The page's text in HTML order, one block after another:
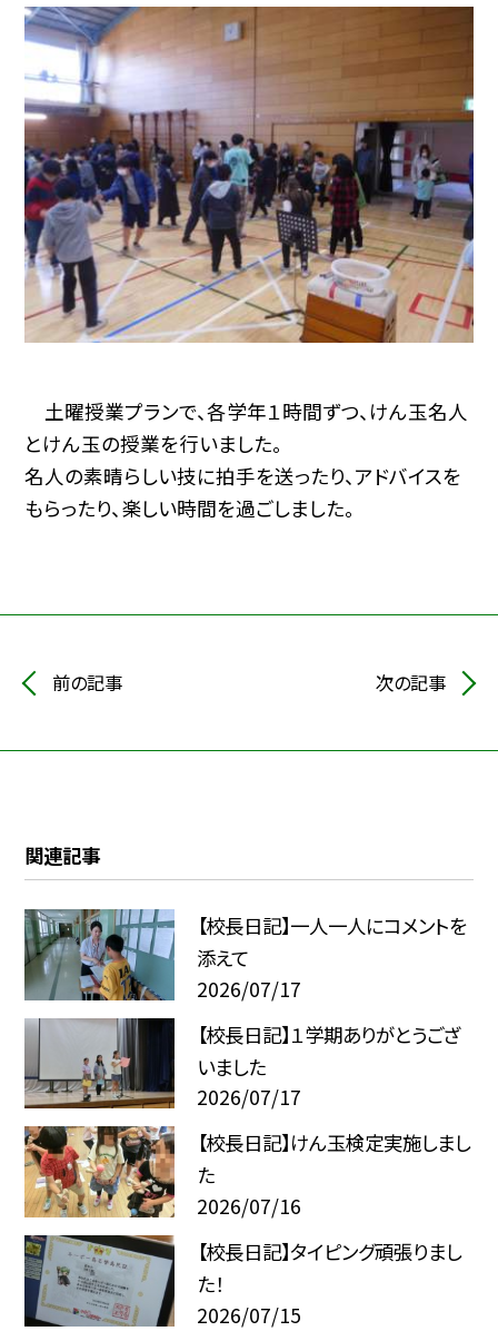
土曜授業プランで、各学年１時間ずつ、けん玉名人
とけん玉の授業を行いました。
名人の素晴らしい技に拍手を送ったり、アドバイスを
もらったり、楽しい時間を過ごしました。
前の記事 次の記事
関連記事
【校長日記】一人一人にコメントを
添えて
2026/07/17
【校長日記】１学期ありがとうござ
いました
2026/07/17
【校長日記】けん玉検定実施しまし
た
2026/07/16
【校長日記】タイピング頑張りまし
た！
2026/07/15